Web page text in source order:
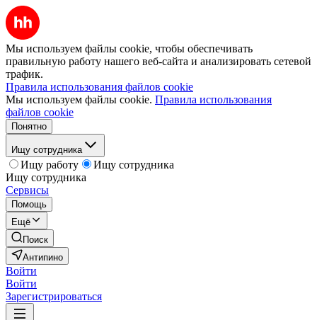
Мы используем файлы cookie, чтобы обеспечивать
правильную работу нашего веб-сайта и анализировать сетевой
трафик.
Правила использования файлов cookie
Мы используем файлы cookie. Правила использования
файлов cookie
Понятно
Ищу сотрудника
Ищу работу
Ищу сотрудника
Ищу сотрудника
Сервисы
Помощь
Ещё
Поиск
Антипино
Войти
Войти
Зарегистрироваться